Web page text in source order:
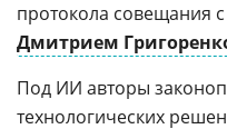
протокола совещания
Дмитрием
Под ИИ авторы
технологических